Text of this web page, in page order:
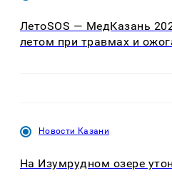
ЛетоSOS — МедКазань
летом при травмах и
Новости Казани
На Изумрудном озере